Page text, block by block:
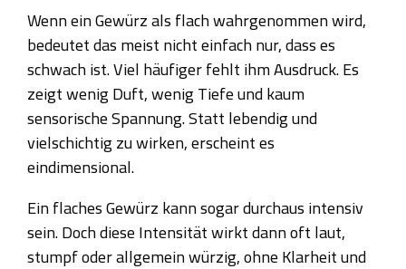
Wenn ein Gewürz als flach wahrgenommen wird,
bedeutet das meist nicht einfach nur, dass es
schwach ist. Viel häufiger fehlt ihm Ausdruck. Es
zeigt wenig Duft, wenig Tiefe und kaum
sensorische Spannung. Statt lebendig und
vielschichtig zu wirken, erscheint es
eindimensional.
Ein flaches Gewürz kann sogar durchaus intensiv
sein. Doch diese Intensität wirkt dann oft laut,
stumpf oder allgemein würzig, ohne Klarheit und